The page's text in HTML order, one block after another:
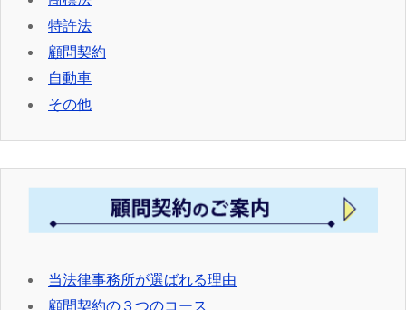
特許法
顧問契約
自動車
その他
当法律事務所が選ばれる理由
顧問契約の３つのコース